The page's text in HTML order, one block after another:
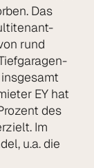
Das
rund
EY hat
des
Im
u.a. die